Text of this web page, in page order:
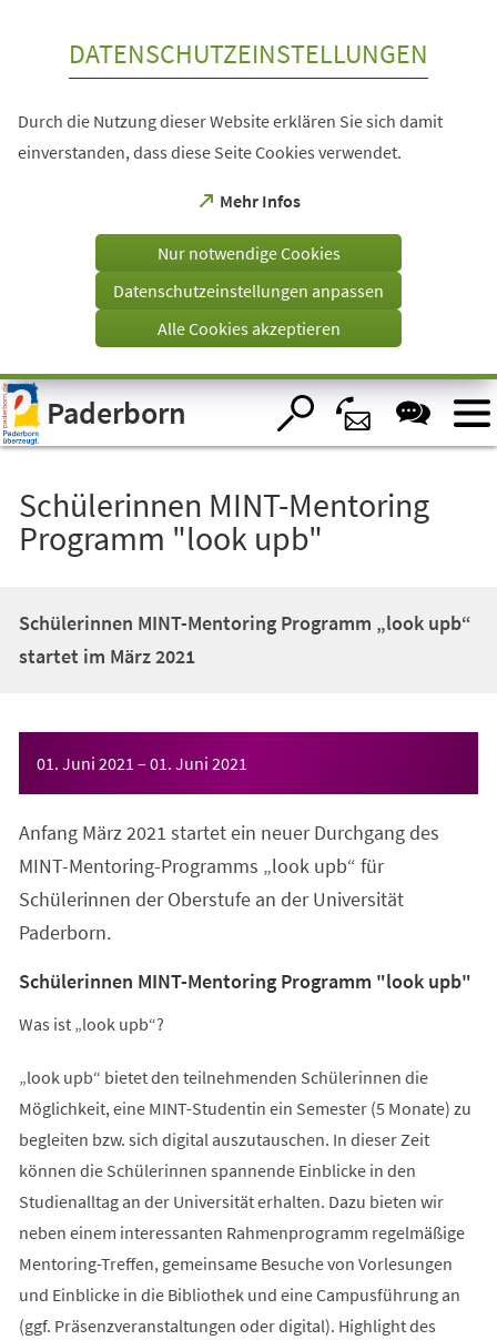
Visuelle
Assistenzsoftware
öffnen.
DATENSCHUTZEINSTELLUNGEN
Durch die Nutzung dieser Website erklären Sie sich damit
einverstanden, dass diese Seite Cookies verwendet.
Mehr Infos
(Öffnet
einem
Tab)
Nur notwendige Cookies
Datenschutzeinstellungen anpassen
Alle Cookies akzeptieren
Paderborn
Schülerinnen MINT-Mentoring
Programm "look upb"
Schülerinnen MINT-Mentoring Programm „look upb“
startet im März 2021
01. Juni 2021 – 01. Juni 2021
Anfang März 2021 startet ein neuer Durchgang des
MINT-Mentoring-Programms „look upb“ für
Schülerinnen der Oberstufe an der Universität
Paderborn.
Schülerinnen MINT-Mentoring Programm "look upb"
Was ist „look upb“?
„look upb“ bietet den teilnehmenden Schülerinnen die
Möglichkeit, eine MINT-Studentin ein Semester (5 Monate) zu
begleiten bzw. sich digital auszutauschen. In dieser Zeit
können die Schülerinnen spannende Einblicke in den
Studienalltag an der Universität erhalten. Dazu bieten wir
neben einem interessanten Rahmenprogramm regelmäßige
Mentoring-Treffen, gemeinsame Besuche von Vorlesungen
und Einblicke in die Bibliothek und eine Campusführung an
(ggf. Präsenzveranstaltungen oder digital). Highlight des